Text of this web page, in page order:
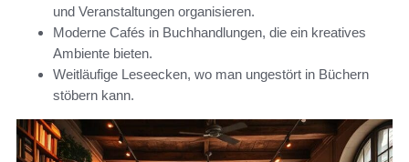
und Veranstaltungen organisieren.
Moderne Cafés in Buchhandlungen, die ein kreatives
Ambiente bieten.
Weitläufige Leseecken, wo man ungestört in Büchern
stöbern kann.